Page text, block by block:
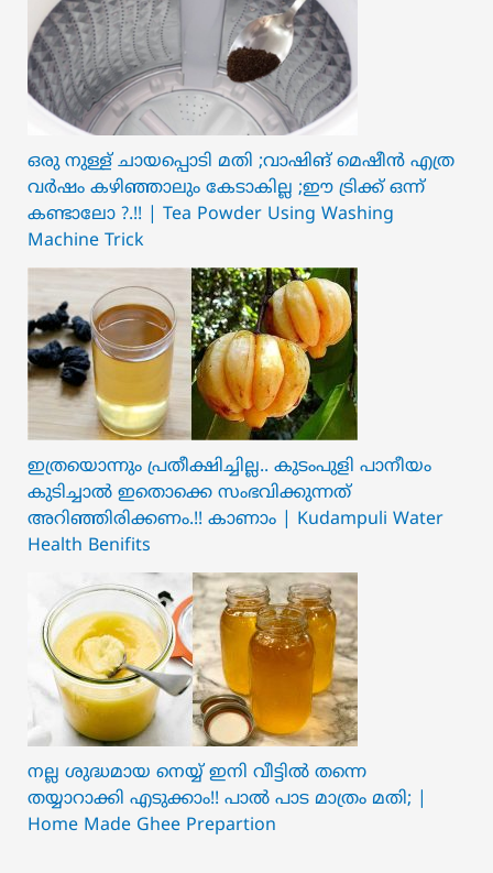
ഒരു നുള്ള് ചായപ്പൊടി മതി ;വാഷിങ് മെഷീൻ എത്ര
വർഷം കഴിഞ്ഞാലും കേടാകില്ല ;ഈ ട്രിക്ക് ഒന്ന്
കണ്ടാലോ ?.!! | Tea Powder Using Washing
Machine Trick
ഇത്രയൊന്നും പ്രതീക്ഷിച്ചില്ല.. ക‍ു‌ടംപുളി പാനീയം
കുടിച്ചാൽ ഇതൊക്കെ സംഭവിക്കുന്നത്
അറിഞ്ഞിരിക്കണം.!! കാണാം | Kudampuli Water
Health Benifits
നല്ല ശുദ്ധമായ നെയ്യ് ഇനി വീട്ടിൽ തന്നെ
തയ്യാറാക്കി എടുക്കാം!! പാൽ പാട മാത്രം മതി; |
Home Made Ghee Prepartion